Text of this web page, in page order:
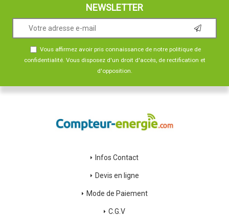
NEWSLETTER
Vous affirmez avoir pris connaissance de notre politique de
confidentialité. Vous disposez d'un droit d'accès, de rectification et
d'opposition.
Infos Contact
Devis en ligne
Mode de Paiement
C.G.V